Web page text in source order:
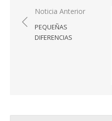
Navegación
de
entradas
Noticia Anterior
PEQUEÑAS
DIFERENCIAS